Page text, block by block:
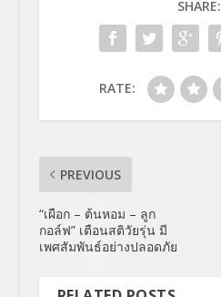
SHARE:
RATE:
PREVIOUS
“เผือก – ต้นหอม – ลูก
กอล์ฟ” เตือนสติวัยรุ่น มี
เพศสัมพันธ์อย่างปลอดภัย